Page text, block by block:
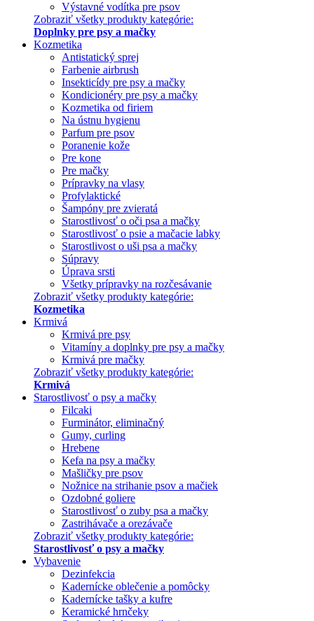
Výstavné vodítka pre psov
Zobraziť všetky produkty kategórie:
Doplnky pre psy a mačky
Kozmetika
Antistatický sprej
Farbenie airbrush
Insekticídy pre psy a mačky
Kondicionéry pre psy a mačky
Kozmetika od firiem
Na ústnu hygienu
Parfum pre psov
Poranenie kože
Pre kone
Pre mačky
Prípravky na vlasy
Profylaktické
Šampóny pre zvieratá
Starostlivosť o oči psa a mačky
Starostlivosť o psie a mačacie labky
Starostlivost o uši psa a mačky
Súpravy
Úprava srsti
Všetky prípravky na rozčesávanie
Zobraziť všetky produkty kategórie:
Kozmetika
Krmivá
Krmivá pre psy
Vitamíny a doplnky pre psy a mačky
Krmivá pre mačky
Zobraziť všetky produkty kategórie:
Krmivá
Starostlivosť o psy a mačky
Filcaki
Furminátor, eliminačný
Gumy, curling
Hrebene
Kefa na psy a mačky
Mašličky pre psov
Nožnice na strihanie psov a mačiek
Ozdobné goliere
Starostlivosť o zuby psa a mačky
Zastrihávače a orezávače
Zobraziť všetky produkty kategórie:
Starostlivosť o psy a mačky
Vybavenie
Dezinfekcia
Kadernícke oblečenie a pomôcky
Kadernícke tašky a kufre
Keramické hrnčeky